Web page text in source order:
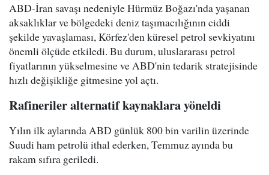
ABD-İran savaşı nedeniyle Hürmüz Boğazı'nda yaşanan
aksaklıklar ve bölgedeki deniz taşımacılığının ciddi
şekilde yavaşlaması, Körfez'den küresel petrol sevkiyatını
önemli ölçüde etkiledi. Bu durum, uluslararası petrol
fiyatlarının yükselmesine ve ABD'nin tedarik stratejisinde
hızlı değişikliğe gitmesine yol açtı.
Rafineriler alternatif kaynaklara yöneldi
Yılın ilk aylarında ABD günlük 800 bin varilin üzerinde
Suudi ham petrolü ithal ederken, Temmuz ayında bu
rakam sıfıra geriledi.